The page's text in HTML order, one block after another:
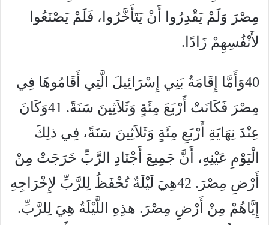
مِصْرَ وَلَمْ يَقْدِرُوا أَنْ يَتَأَخَّرُوا، فَلَمْ يَصْنَعُوا
لأَنْفُسِهِمْ زَادًا.
40وَأَمَّا إِقَامَةُ بَنِي إِسْرَائِيلَ الَّتِي أَقَامُوهَا فِي
مِصْرَ فَكَانَتْ أَرْبَعَ مِئَةٍ وَثَلاَثِينَ سَنَةً. 41وَكَانَ
عِنْدَ نِهَايَةِ أَرْبَعِ مِئَةٍ وَثَلاَثِينَ سَنَةً، فِي ذلِكَ
الْيَوْمِ عَيْنِهِ، أَنَّ جَمِيعَ أَجْنَادِ الرَّبِّ خَرَجَتْ مِنْ
أَرْضِ مِصْرَ. 42هِيَ لَيْلَةٌ تُحْفَظُ لِلرَّبِّ لإِخْرَاجِهِ
إِيَّاهُمْ مِنْ أَرْضِ مِصْرَ. هذِهِ اللَّيْلَةُ هِيَ لِلرَّبِّ.